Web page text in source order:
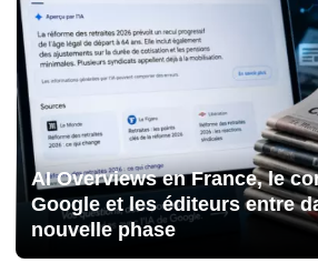
AI Overviews en France, le
Google et les éditeurs entre
nouvelle phase